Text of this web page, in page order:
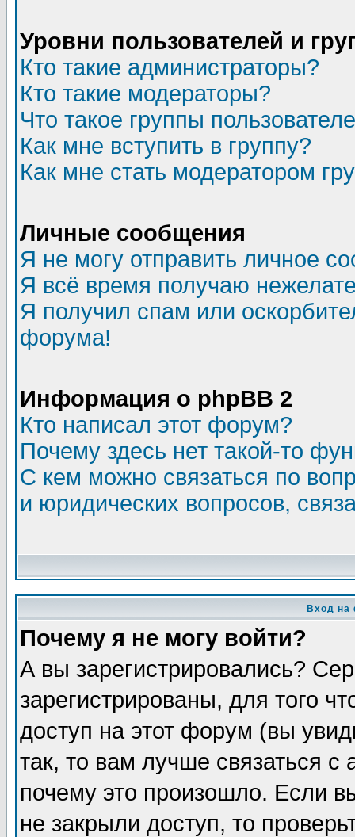
Уровни пользователей и
Кто такие администраторы?
Кто такие модераторы?
Что такое группы
Как мне вступить в группу?
Как мне стать модератором
Личные сообщения
Я не могу отправить личное
Я всё время получаю
Я получил спам или
форума!
Информация о phpBB 2
Кто написал этот форум?
Почему здесь нет такой-то
С кем можно связаться по
и юридических вопросов,
Вход на
Почему я не могу войти?
А вы зарегистрировались?
зарегистрированы, для того
доступ на этот форум (вы
так, то вам лучше связаться
почему это произошло. Если
не закрыли доступ, то